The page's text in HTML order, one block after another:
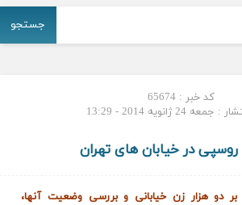
جستجو
کد خبر : 65674
24 ژانویه 2014 - 13:29
روسپی در خیابان های تهران
دو هزار زن خیابانی و بررسی وضعیت آنها،